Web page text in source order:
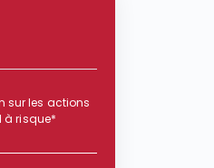
sur les actions
à risque*